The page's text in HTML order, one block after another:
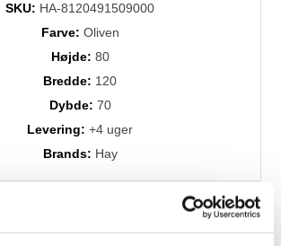
SKU: HA-8120491509000
Farve: Oliven
Højde: 80
Bredde: 120
Dybde: 70
Levering: +4 uger
Brands: Hay